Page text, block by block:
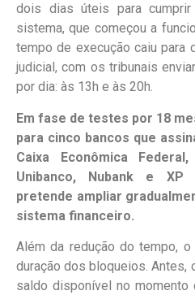
dois dias úteis para
sistema, que começou a
tempo de execução caiu para
judicial, com os tribunais
por dia: às 13h e às 20h.
Em fase de testes por 18
para cinco bancos que
Caixa Econômica
Unibanco, Nubank e XP
pretende ampliar
sistema financeiro.
Além da redução do tempo,
duração dos bloqueios. Antes,
saldo disponível no momento